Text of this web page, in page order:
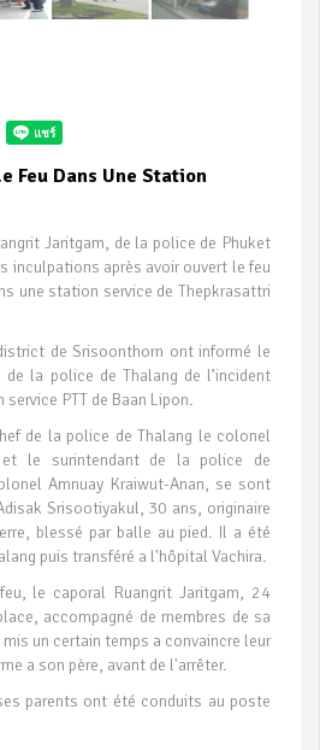
Feu Dans Une Station
Jaritgam, de la police de Phuket
inculpations après avoir ouvert le feu
une station service de Thepkrasattri
de Srisoonthorn ont informé le
de la police de Thalang de l’incident
PTT de Baan Lipon.
de la police de Thalang le colonel
et le surintendant de la police de
Amnuay Kraiwut-Anan, se sont
Srisootiyakul, 30 ans, originaire
blessé par balle au pied. Il a été
puis transféré a l'hôpital Vachira.
le caporal Ruangrit Jaritgam, 24
accompagné de membres de sa
un certain temps a convaincre leur
a son père, avant de l'arrêter.
parents ont été conduits au poste